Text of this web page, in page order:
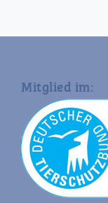
Mitglied im: